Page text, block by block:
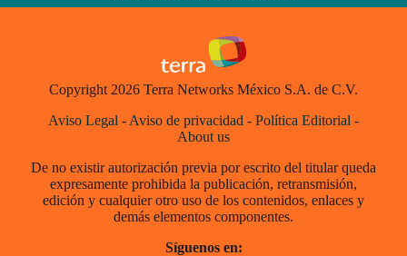
Copyright 2026 Terra Networks México S.A. de C.V.
Aviso Legal - Aviso de privacidad - Política Editorial -
About us
De no existir autorización previa por escrito del titular queda
expresamente prohibida la publicación, retransmisión,
edición y cualquier otro uso de los contenidos, enlaces y
demás elementos componentes.
Síguenos en: